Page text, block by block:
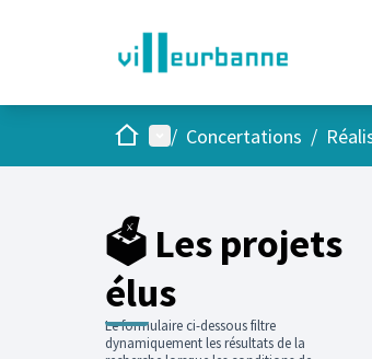
AccueilMenu principal
/ Concertations /
🗳️ Les projets
élus
Le formulaire ci-dessous filtre
dynamiquement les résultats de la